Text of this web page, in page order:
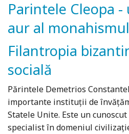
Parintele Cleopa
aur al
Filantropia
socială
Părintele Demetrios
importante instituţii de
Statele Unite. Este un
specialist în domeniul